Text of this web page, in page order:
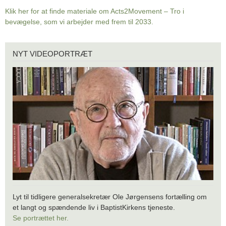
Klik her for at finde materiale om Acts2Movement – Tro i
bevægelse, som vi arbejder med frem til 2033.
videoportræt
NYT VIDEOPORTRÆT
Lyt til tidligere generalsekretær Ole Jørgensens fortælling om
et langt og spændende liv i BaptistKirkens tjeneste.
Se portrættet her.